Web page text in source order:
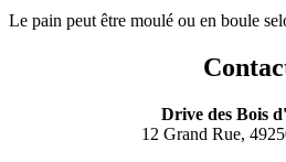
Le pain peut être moulé ou en boule
Drive des Bois
12 Grand Rue,